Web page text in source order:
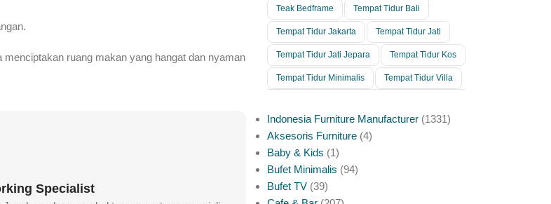
ruang makan yang hangat dan nyaman
Specialist
Teak Bedframe Tempat Tidur Bali
Tempat Tidur Jakarta Tempat Tidur Jati
Tempat Tidur Jati Jepara Tempat Tidur Kos
Tempat Tidur Minimalis Tempat Tidur Villa
Indonesia Furniture Manufacturer 1331
Aksesoris Furniture 4
Baby & Kids 1
Bufet Minimalis 94
Bufet TV 39